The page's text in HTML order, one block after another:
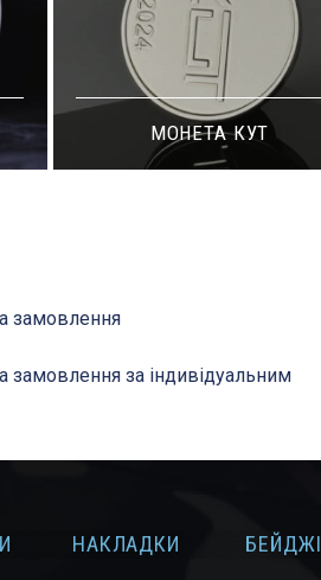
МОНЕТА КУТ
замовлення
замовлення за індивідуальним
НАКЛАДКИ БЕЙДЖІ